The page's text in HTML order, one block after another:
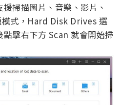
掃描圖片、音樂、影片、
式，Hard Disk Drives 選
擊右下方 Scan 就會開始掃